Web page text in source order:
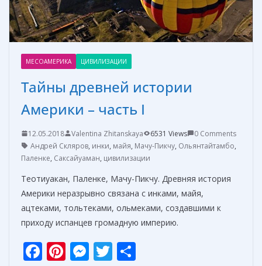
МЕСОАМЕРИКА ЦИВИЛИЗАЦИИ
Тайны древней истории
Америки – часть I
12.05.2018 Valentina Zhitanskaya 6531 Views
0 Comments
Андрей Скляров, инки, майя, Мачу-Пикчу, Ольянтайтамбо,
Паленке, Саксайуаман, цивилизации
Теотиуакан, Паленке, Мачу-Пикчу. Древняя история
Америки неразрывно связана с инками, майя,
ацтеками, тольтеками, ольмеками, создавшими к
приходу испанцев громадную империю.
F Pi M T